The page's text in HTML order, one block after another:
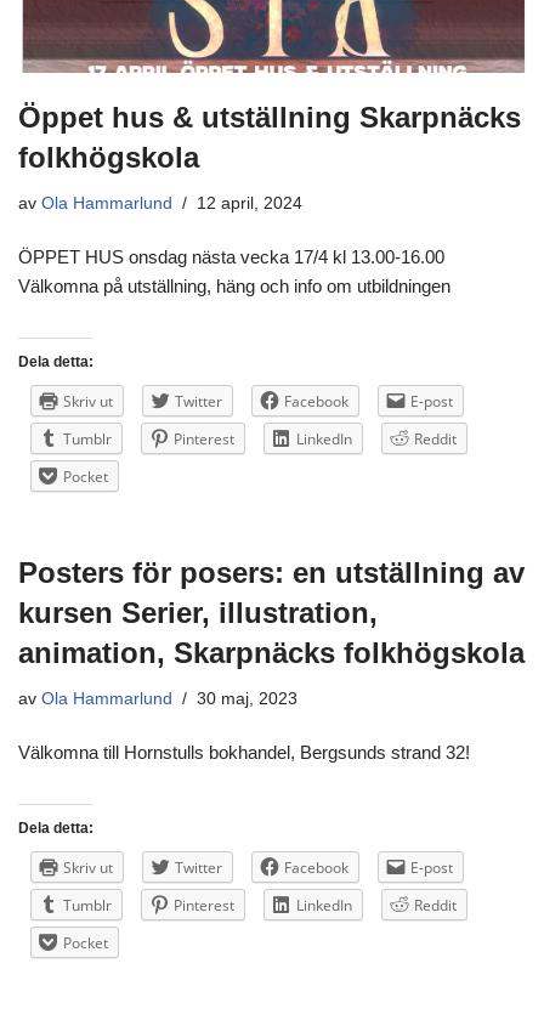
Öppet hus & utställning Skarpnäcks
folkhögskola
av Ola Hammarlund 12 april, 2024
ÖPPET HUS onsdag nästa vecka 17/4 kl 13.00-16.00
Välkomna på utställning, häng och info om utbildningen
Dela detta:
Skriv ut Twitter Facebook
E-post
Tumblr
Pinterest LinkedIn
Reddit
Pocket
Posters för posers: en utställning av
kursen Serier, illustration,
animation, Skarpnäcks folkhögskola
av Ola Hammarlund 30 maj, 2023
Välkomna till Hornstulls bokhandel, Bergsunds strand 32!
Dela detta:
Skriv ut Twitter Facebook
E-post
Tumblr
Pinterest LinkedIn
Reddit
Pocket